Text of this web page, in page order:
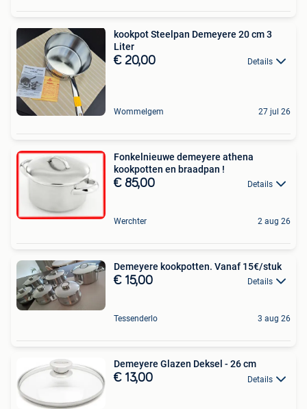
kookpot Steelpan Demeyere 20 cm 3
Liter
€ 20,00 Details
Wommelgem 27 jul 26
Fonkelnieuwe demeyere athena
kookpotten en braadpan !
€ 85,00 Details
Werchter 2 aug 26
Demeyere kookpotten. Vanaf 15€/stuk
€ 15,00 Details
Tessenderlo 3 aug 26
Demeyere Glazen Deksel - 26 cm
€ 13,00 Details